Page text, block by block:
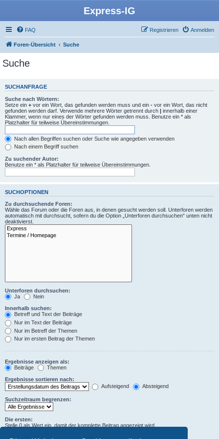
Express-IG
FAQ Anmelden
Registrieren
Foren-Übersicht Suche
Suche
SUCHANFRAGE
Suche nach Wörtern:
Setze ein + vor ein Wort, das gefunden werden muss und ein - vor ein Wort, das nicht
gefunden werden darf. Verwende mehrere Wörter getrennt durch | innerhalb einer
Klammer, wenn nur eines der Wörter gefunden werden muss. Benutze ein * als
Platzhalter für teilweise Übereinstimmungen.
Nach allen Begriffen suchen oder Suche wie angegeben verwenden
Nach einem Begriff suchen
Zu suchender Autor:
Benutze ein * als Platzhalter für teilweise Übereinstimmungen.
SUCHOPTIONEN
Zu durchsuchende Foren:
Wähle das Forum oder die Foren aus, in denen gesucht werden soll. Unterforen werden
automatisch mit durchsucht, sofern du die Option „Unterforen durchsuchen“ unten nicht
deaktivierst.
Unterforen durchsuchen:
Ja
Nein
Innerhalb suchen:
Betreff und Text der Beiträge
Nur im Text der Beiträge
Nur im Betreff der Themen
Nur im ersten Beitrag der Themen
Ergebnisse anzeigen als:
Beiträge
Themen
Ergebnisse sortieren nach:
Aufsteigend
Absteigend
Suchzeitraum begrenzen:
Die ersten:
Stelle 0 als Wert ein, damit der komplette Beitrag angezeigt wird.